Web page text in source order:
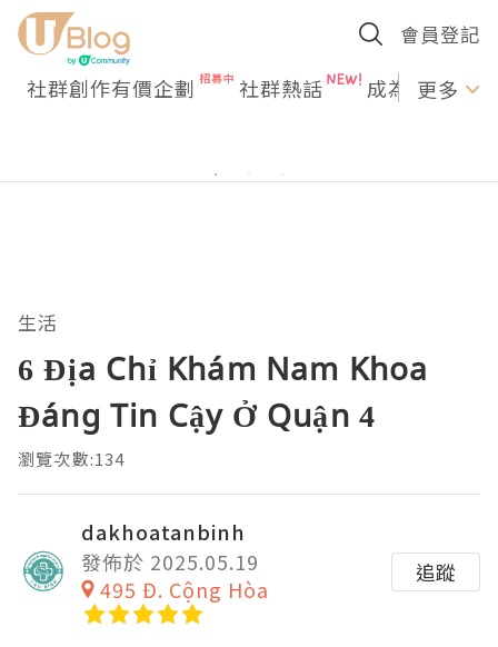
會員登記
社群創作有價企劃 社群熱話 成為U更多
生活
6 Địa Chỉ Khám Nam Khoa
Đáng Tin Cậy Ở Quận 4
瀏覽次數:134
dakhoatanbinh
發佈於 2025.05.19
495 Đ. Cộng Hòa
追蹤